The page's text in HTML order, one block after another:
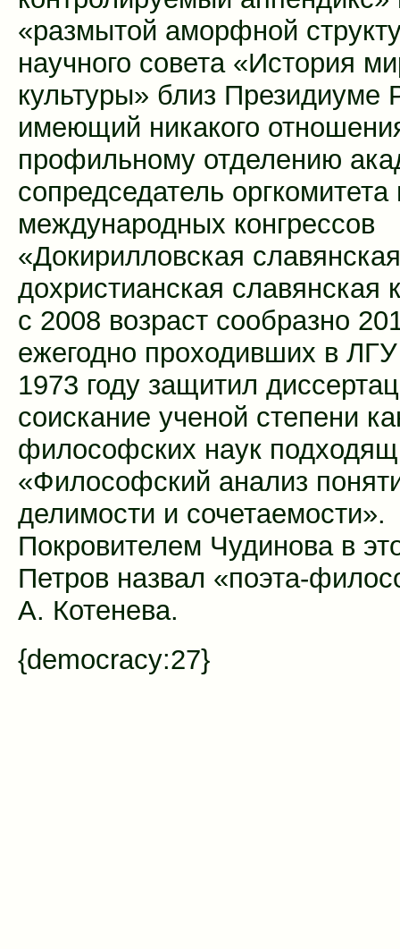
«размытой аморфной
научного совета «История
культуры» близ Президиуме
имеющий никакого
профильному отделению
сопредседатель оргкомитета
международных конгрессов
«Докирилловская
дохристианская славянская
с 2008 возраст сообразно
ежегодно проходивших в
1973 году защитил
соискание ученой степени
философских наук
«Философский анализ
делимости и сочетаемости».
Покровителем Чудинова в
Петров назвал «поэта-
А. Котенева.
{democracy:27}